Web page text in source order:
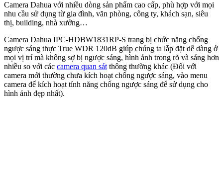
Camera Dahua với nhiều dòng sản phẩm cao cấp, phù hợp với mọi
nhu cầu sử dụng từ gia đình, văn phòng, công ty, khách sạn, siêu
thị, building, nhà xưởng…
Camera Dahua IPC-HDBW1831RP-S trang bị chức năng chống
ngược sáng thực True WDR 120dB giúp chúng ta lắp đặt dễ dàng ở
mọi vị trí mà không sợ bị ngược sáng, hình ảnh trong rõ và sáng hơn
nhiều so với các camera quan sát thông thường khác (Đối với
camera mới thường chưa kích hoạt chống ngược sáng, vào menu
camera để kích hoạt tính năng chống ngược sáng để sử dụng cho
hình ảnh đẹp nhất).